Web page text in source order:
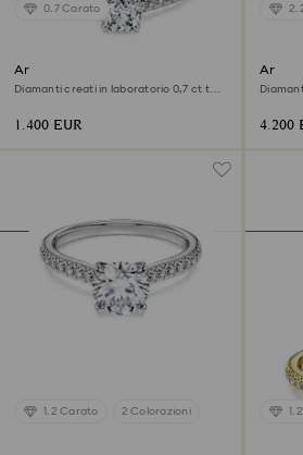
0.7 Carato
Anello solitario Eternity
Diamanti creati in laboratorio 0,7 ct tw,
1.400 EUR
Anello
4.200
1.2 Carato 2 Colorazioni